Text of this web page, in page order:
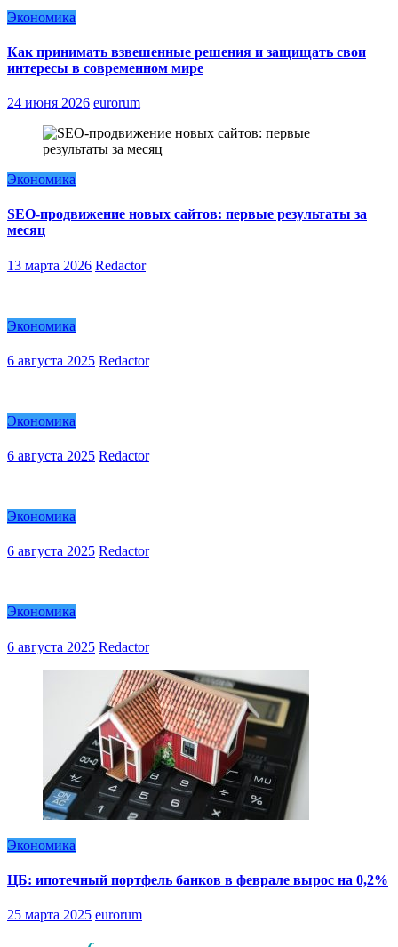
Экономика
Как принимать взвешенные решения и защищать свои
интересы в современном мире
24 июня 2026 eurorum
Экономика
SEO-продвижение новых сайтов: первые результаты за
месяц
13 марта 2026 Redactor
Экономика
6 августа 2025 Redactor
Экономика
6 августа 2025 Redactor
Экономика
6 августа 2025 Redactor
Экономика
6 августа 2025 Redactor
Экономика
ЦБ: ипотечный портфель банков в феврале вырос на 0,2%
25 марта 2025 eurorum